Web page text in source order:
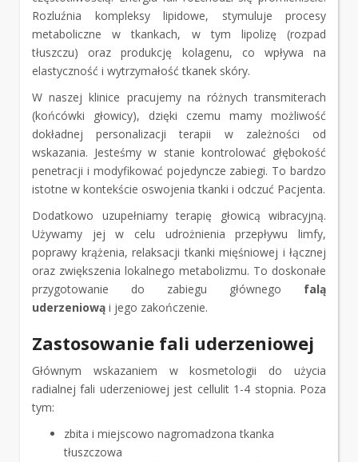
Rozluźnia kompleksy lipidowe, stymuluje procesy
metaboliczne w tkankach, w tym lipolizę (rozpad
tłuszczu) oraz produkcję kolagenu, co wpływa na
elastyczność i wytrzymałość tkanek skóry.
W naszej klinice pracujemy na różnych transmiterach
(końcówki głowicy), dzięki czemu mamy możliwość
dokładnej personalizacji terapii w zależności od
wskazania. Jesteśmy w stanie kontrolować głębokość
penetracji i modyfikować pojedyncze zabiegi. To bardzo
istotne w kontekście oswojenia tkanki i odczuć Pacjenta.
Dodatkowo uzupełniamy terapię głowicą wibracyjną.
Używamy jej w celu udrożnienia przepływu limfy,
poprawy krążenia, relaksacji tkanki mięśniowej i łącznej
oraz zwiększenia lokalnego metabolizmu. To doskonałe
przygotowanie do zabiegu głównego falą
uderzeniową i jego zakończenie.
Zastosowanie fali uderzeniowej
Głównym wskazaniem w kosmetologii do użycia
radialnej fali uderzeniowej jest cellulit 1-4 stopnia. Poza
tym:
zbita i miejscowo nagromadzona tkanka
tłuszczowa